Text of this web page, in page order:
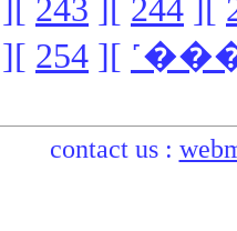
][ 243 ][ 244 ][
][ 254 ][
contact us :